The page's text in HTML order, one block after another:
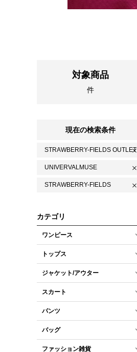
対象商品
件
現在の検索条件
STRAWBERRY-FIELDS OUTLET
UNIVERVALMUSE
STRAWBERRY-FIELDS
カテゴリ
ワンピース
トップス
ジャケット/アウター
スカート
パンツ
バッグ
ファッション雑貨